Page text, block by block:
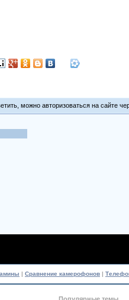
можно авторизоваться на сайте
| Сравнение камерофонов |